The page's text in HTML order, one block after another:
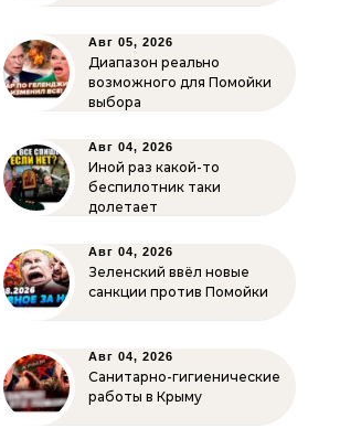
Авг 05, 2026
Диапазон реально
возможного для Помойки
выбора
Авг 04, 2026
Иной раз какой-то
беспилотник таки
долетает
Авг 04, 2026
Зеленский ввёл новые
санкции против Помойки
Авг 04, 2026
Санитарно-гигиенические
работы в Крыму